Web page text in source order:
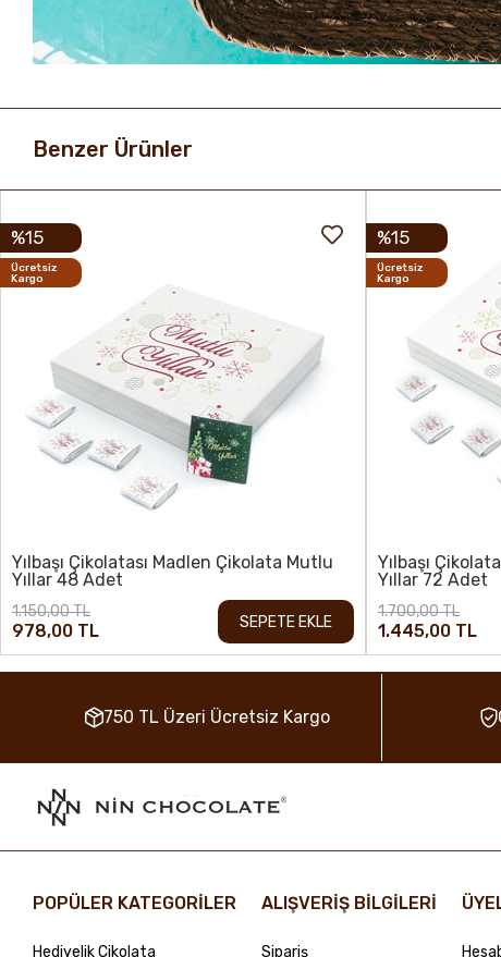
Benzer Ürünler
Yılbaşı Çikolatası Madlen Çikolata Mutlu
Yıllar 48 Adet
978,00 TL
1.150,00 TL
SEPETE EKLE
%15
Ücretsiz
Kargo
Yılbaşı
Yıllar 72 Adet
1.445,00 TL
1.700,00 TL
%15
Ücretsiz
Kargo
750 TL Üzeri Ücretsiz Kargo
POPÜLER KATEGORİLER
Hediyelik Çikolata
ALIŞVERİŞ BİLGİLERİ
Sipariş